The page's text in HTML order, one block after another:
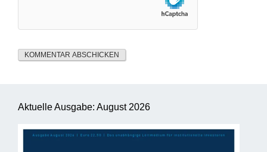
Aktuelle Ausgabe: August 2026